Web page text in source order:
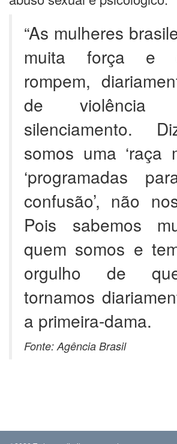
“As mulheres
muita força e
rompem,
de
silenciamento.
somos uma ‘raça
‘programadas
confusão’, não
Pois sabemos
quem somos e
orgulho de
tornamos
a primeira-dama.
Fonte: Agência Brasil